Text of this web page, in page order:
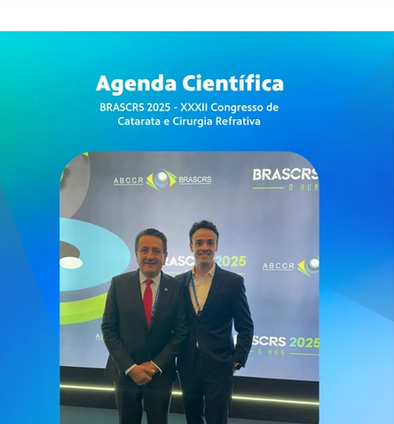
especialidade, sempre com foco na valorização profissional e na
ex-presidentes do CBO, a atual diretoria exe